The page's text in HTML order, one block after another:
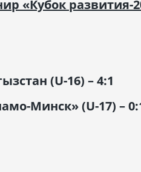
«Кубок развития-
(U-16) – 4:1
Минск» (U-17) –